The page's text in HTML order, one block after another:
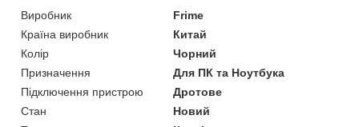
Виробник
Frime
Країна виробник
Китай
Колір
Чорний
Призначення
Для ПК та Ноутбука
Підключення пристрою
Дротове
Стан
Новий